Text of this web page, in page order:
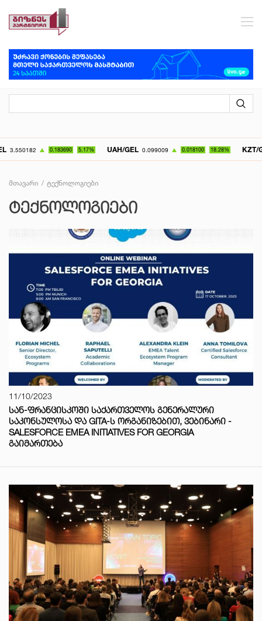
5.17% UAH/GEL 0.099009 0.018100 18.28% KZT/GEL 0.007072
მთავარი ტექნოლოგიები
ᲢᲔᲥᲜᲝᲚᲝᲒᲘᲔᲑᲘ
11/10/2023
ᲡᲐᲜ-ᲤᲠᲐᲜᲪᲘᲡᲙᲝᲨᲘ ᲡᲐᲥᲐᲠᲗᲕᲔᲚᲝᲡ ᲒᲔᲜᲔᲠᲐᲚᲣᲠᲘ
ᲡᲐᲙᲝᲜᲡᲣᲚᲝᲡᲐ ᲓᲐ GITA-Ს ᲝᲠᲒᲐᲜᲘᲖᲔᲑᲘᲗ, ᲕᲔᲑᲘᲜᲐᲠᲘ -
SALESFORCE EMEA INITIATIVES FOR GEORGIA
ᲒᲐᲘᲛᲐᲠᲗᲔᲑᲐ